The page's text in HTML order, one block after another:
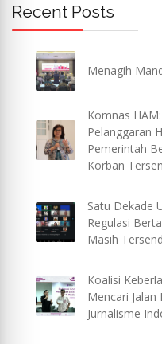
Recent Posts
Menagih
Komnas
Pelanggaran
Pemerintah
Korban
Satu Dekade
Regulasi
Masih
Koalisi
Mencari
Jurnalisme